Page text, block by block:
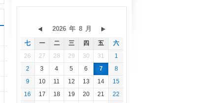
2026 年 8 月
七 一 二 三 四 五
六
26
27 28 29 30 31
1
2
3 4 5 6 7
8
9
10 11 12 13 14
15
16
17 18 19 20 21
22